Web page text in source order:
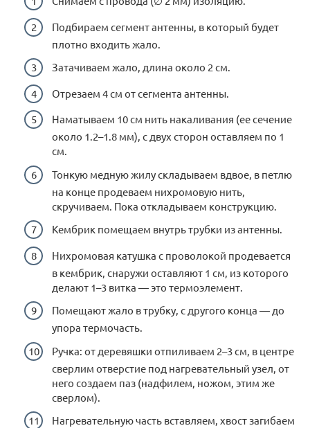
Подбираем сегмент антенны, в который будет
плотно входить жало.
Затачиваем жало, длина около 2 см.
Отрезаем 4 см от сегмента антенны.
Наматываем 10 см нить накаливания (ее сечение
около 1.2–1.8 мм), с двух сторон оставляем по 1
см.
Тонкую медную жилу складываем вдвое, в петлю
на конце продеваем нихромовую нить,
скручиваем. Пока откладываем конструкцию.
Кембрик помещаем внутрь трубки из антенны.
Нихромовая катушка с проволокой продевается
в кембрик, снаружи оставляют 1 см, из которого
делают 1–3 витка — это термоэлемент.
Помещают жало в трубку, с другого конца — до
упора термочасть.
Ручка: от деревяшки отпиливаем 2–3 см, в центре
сверлим отверстие под нагревательный узел, от
него создаем паз (надфилем, ножом, этим же
сверлом).
Нагревательную часть вставляем, хвост загибаем